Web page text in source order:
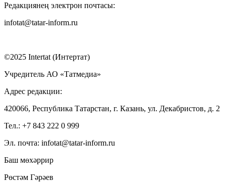
Редакциянең электрон почтасы:
infotat@tatar-inform.ru
©2025 Intertat (Интертат)
Учредитель АО «Татмедиа»
Адрес редакции:
420066, Республика Татарстан, г. Казань, ул. Декабристов, д. 2
Тел.: +7 843 222 0 999
Эл. почта: infotat@tatar-inform.ru
Баш мөхәррир
Рөстәм Гәрәев